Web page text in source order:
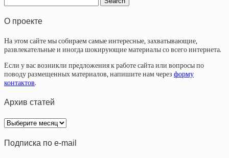
О проекте
На этом сайте мы собираем самые интересные, захватывающие,
развлекательные и иногда шокирующие материалы со всего интернета.
Если у вас возникли предложения к работе сайта или вопросы по
поводу размещенных материалов, напишите нам через форму
контактов.
Архив статей
Архив
статей
Подписка по e-mail